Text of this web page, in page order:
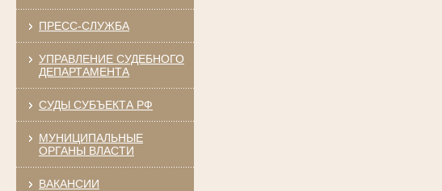
ПРЕСС-СЛУЖБА
УПРАВЛЕНИЕ СУДЕБНОГО
ДЕПАРТАМЕНТА
СУДЫ СУБЪЕКТА РФ
МУНИЦИПАЛЬНЫЕ
ОРГАНЫ ВЛАСТИ
ВАКАНСИИ